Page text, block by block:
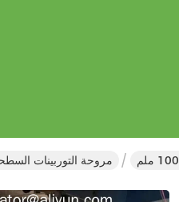
مروحة التوربينات